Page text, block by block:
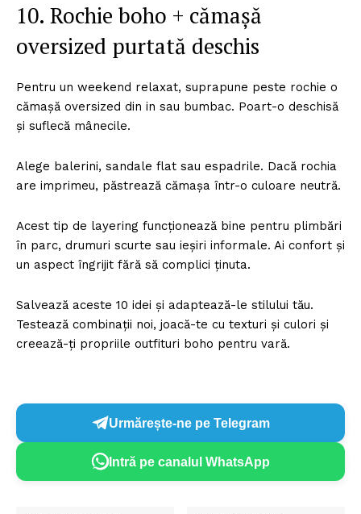
10. Rochie boho + cămașă
oversized purtată deschis
Pentru un weekend relaxat, suprapune peste rochie o
cămașă oversized din in sau bumbac. Poart-o deschisă
și suflecă mânecile.
Alege balerini, sandale flat sau espadrile. Dacă rochia
are imprimeu, păstrează cămașa într-o culoare neutră.
Acest tip de layering funcționează bine pentru plimbări
în parc, drumuri scurte sau ieșiri informale. Ai confort și
un aspect îngrijit fără să complici ținuta.
Salvează aceste 10 idei și adaptează-le stilului tău.
Testează combinații noi, joacă-te cu texturi și culori și
creează-ți propriile outfituri boho pentru vară.
Urmărește-ne pe Telegram
Intră pe canalul WhatsApp